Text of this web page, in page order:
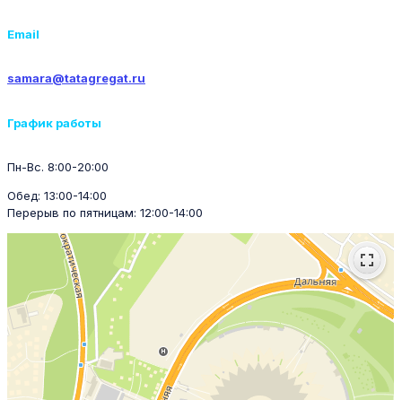
Email
samara@tatagregat.ru
График работы
Пн-Вс. 8:00-20:00
Обед: 13:00-14:00
Перерыв по пятницам: 12:00-14:00